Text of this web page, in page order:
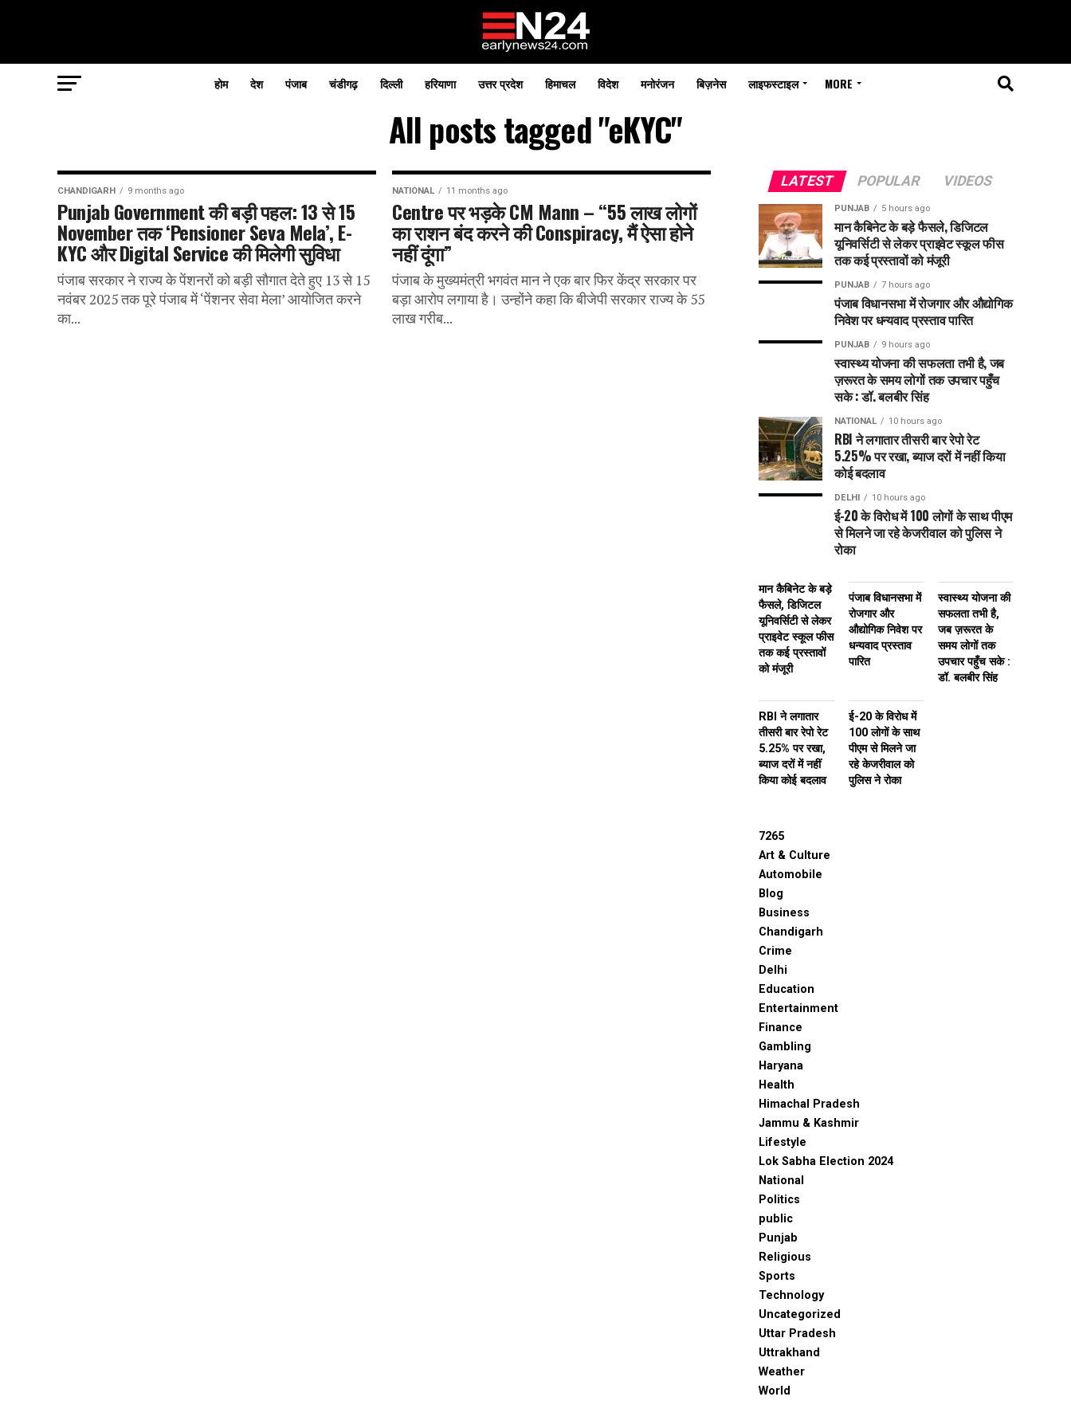
होम देश पंजाब चंडीगढ़ दिल्ली हरियाणा उत्तर प्रदेश हिमाचल विदेश मनोरंजन बिज़नेस लाइफस्टाइल MORE
All posts tagged "eKYC"
CHANDIGARH 9 months ago
Punjab Government की बड़ी पहल: 13 से 15
November तक ‘Pensioner Seva Mela’, E-
KYC और Digital Service की मिलेगी सुविधा
पंजाब सरकार ने राज्य के पेंशनरों को बड़ी सौगात देते हुए 13 से 15
नवंबर 2025 तक पूरे पंजाब में ‘पेंशनर सेवा मेला’ आयोजित करने
का...
NATIONAL 11 months ago
Centre पर भड़के CM Mann – “55 लाख लोगों
का राशन बंद करने की Conspiracy, मैं ऐसा होने
नहीं दूंगा”
पंजाब के मुख्यमंत्री भगवंत मान ने एक बार फिर केंद्र सरकार पर
बड़ा आरोप लगाया है। उन्होंने कहा कि बीजेपी सरकार राज्य के 55
लाख गरीब...
LATEST POPULAR VIDEOS
PUNJAB 5 hours ago
मान कैबिनेट के बड़े फैसले, डिजिटल
यूनिवर्सिटी से लेकर प्राइवेट स्कूल फीस
तक कई प्रस्तावों को मंजूरी
PUNJAB 7 hours ago
पंजाब विधानसभा में रोजगार और औद्योगिक
निवेश पर धन्यवाद प्रस्ताव पारित
PUNJAB 9 hours ago
स्वास्थ्य योजना की सफलता तभी है, जब
ज़रूरत के समय लोगों तक उपचार पहुँच
सके : डॉ. बलबीर सिंह
NATIONAL 10 hours ago
RBI ने लगातार तीसरी बार रेपो रेट
5.25% पर रखा, ब्याज दरों में नहीं किया
कोई बदलाव
DELHI 10 hours ago
ई-20 के विरोध में 100 लोगों के साथ पीएम
से मिलने जा रहे केजरीवाल को पुलिस ने
रोका
मान कैबिनेट के बड़े
फैसले, डिजिटल
यूनिवर्सिटी से लेकर
प्राइवेट स्कूल फीस
तक कई प्रस्तावों
को मंजूरी
पंजाब विधानसभा में
रोजगार और
औद्योगिक निवेश पर
धन्यवाद प्रस्ताव
पारित
स्वास्थ्य योजना की
सफलता तभी है,
जब ज़रूरत के
समय लोगों तक
उपचार पहुँच सके :
डॉ. बलबीर सिंह
RBI ने लगातार
तीसरी बार रेपो रेट
5.25% पर रखा,
ब्याज दरों में नहीं
किया कोई बदलाव
ई-20 के विरोध में
100 लोगों के साथ
पीएम से मिलने जा
रहे केजरीवाल को
पुलिस ने रोका
7265
Art & Culture
Automobile
Blog
Business
Chandigarh
Crime
Delhi
Education
Entertainment
Finance
Gambling
Haryana
Health
Himachal Pradesh
Jammu & Kashmir
Lifestyle
Lok Sabha Election 2024
National
Politics
public
Punjab
Religious
Sports
Technology
Uncategorized
Uttar Pradesh
Uttrakhand
Weather
World